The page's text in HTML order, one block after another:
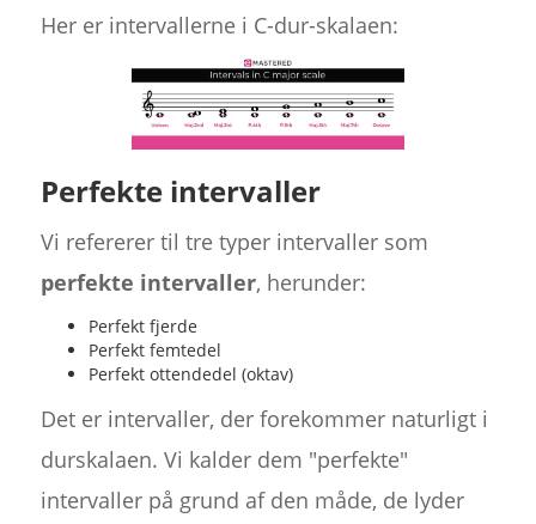
Her er intervallerne i C-dur-skalaen:
Perfekte intervaller
Vi refererer til tre typer intervaller som
perfekte intervaller, herunder:
Perfekt fjerde
Perfekt femtedel
Perfekt ottendedel (oktav)
Det er intervaller, der forekommer naturligt i
durskalaen. Vi kalder dem "perfekte"
intervaller på grund af den måde, de lyder